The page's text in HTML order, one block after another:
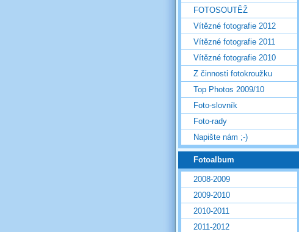
FOTOSOUTĚŽ
Vítězné fotografie 2012
Vítězné fotografie 2011
Vítězné fotografie 2010
Z činnosti fotokroužku
Top Photos 2009/10
Foto-slovník
Foto-rady
Napište nám ;-)
Fotoalbum
2008-2009
2009-2010
2010-2011
2011-2012